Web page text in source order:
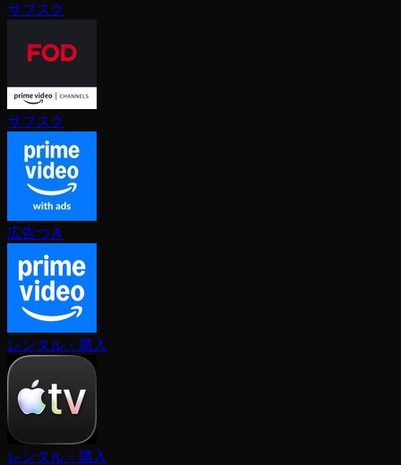
サブスク
サブスク
広告つき
レンタル・購入
レンタル・購入